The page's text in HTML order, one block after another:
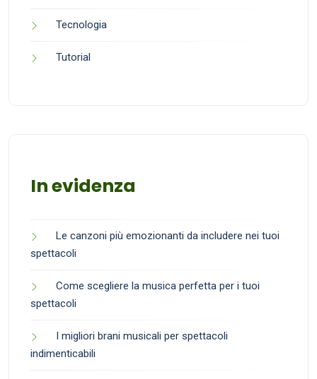
Tecnologia
Tutorial
In evidenza
Le canzoni più emozionanti da includere nei tuoi
spettacoli
Come scegliere la musica perfetta per i tuoi
spettacoli
I migliori brani musicali per spettacoli
indimenticabili